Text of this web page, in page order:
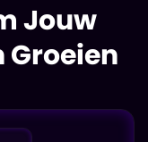
Jouw
Groeien